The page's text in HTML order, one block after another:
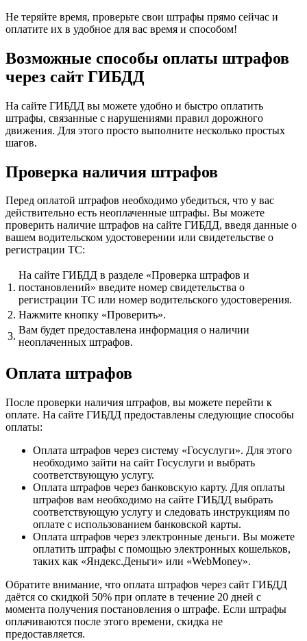
Не теряйте время, проверьте свои штрафы прямо сейчас и
оплатите их в удобное для вас время и способом!
Возможные способы оплаты штрафов
через сайт ГИБДД
На сайте ГИБДД вы можете удобно и быстро оплатить
штрафы, связанные с нарушениями правил дорожного
движения. Для этого просто выполните несколько простых
шагов.
Проверка наличия штрафов
Перед оплатой штрафов необходимо убедиться, что у вас
действительно есть неоплаченные штрафы. Вы можете
проверить наличие штрафов на сайте ГИБДД, введя данные о
вашем водительском удостоверении или свидетельстве о
регистрации ТС:
1.
На сайте ГИБДД в разделе «Проверка штрафов и
постановлений» введите номер свидетельства о
регистрации ТС или номер водительского удостоверения.
2. Нажмите кнопку «Проверить».
3.
Вам будет предоставлена информация о наличии
неоплаченных штрафов.
Оплата штрафов
После проверки наличия штрафов, вы можете перейти к
оплате. На сайте ГИБДД предоставлены следующие способы
оплаты:
Оплата штрафов через систему «Госуслуги». Для этого
необходимо зайти на сайт Госуслуги и выбрать
соответствующую услугу.
Оплата штрафов через банковскую карту. Для оплаты
штрафов вам необходимо на сайте ГИБДД выбрать
соответствующую услугу и следовать инструкциям по
оплате с использованием банковской карты.
Оплата штрафов через электронные деньги. Вы можете
оплатить штрафы с помощью электронных кошельков,
таких как «Яндекс.Деньги» или «WebMoney».
Обратите внимание, что оплата штрафов через сайт ГИБДД
даётся со скидкой 50% при оплате в течение 20 дней с
момента получения постановления о штрафе. Если штрафы
оплачиваются после этого времени, скидка не
предоставляется.